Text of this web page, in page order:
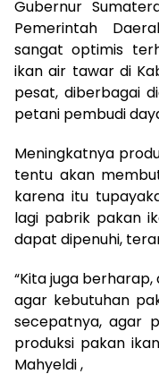
Gubernur
Pemerintah
sangat optimis
ikan air tawar di
pesat, diberbagai
petani pembudi
Meningkatnya
tentu akan
karena itu
lagi pabrik pakan
dapat dipenuhi,
“Kita juga
agar kebutuhan
secepatnya, agar
produksi pakan
Mahyeldi ,